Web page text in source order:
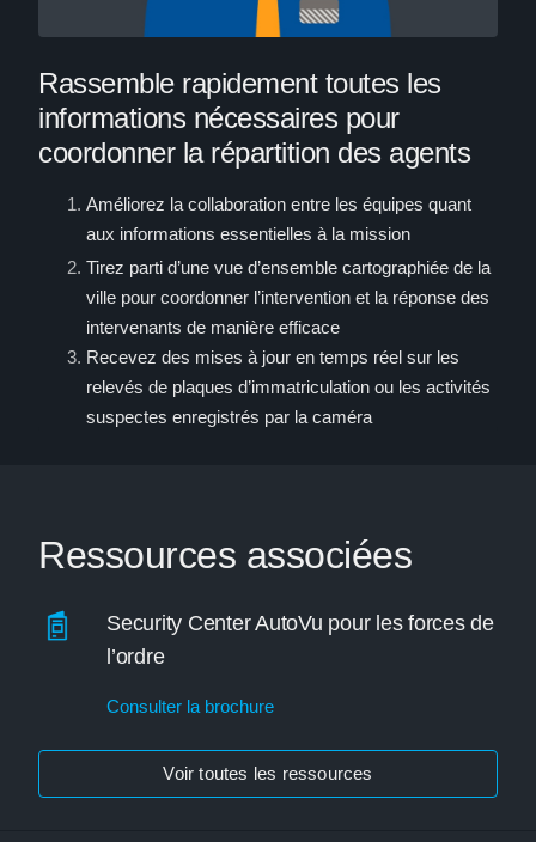
Rassemble rapidement toutes les
informations nécessaires pour
coordonner la répartition des agents
Améliorez la collaboration entre les équipes quant
aux informations essentielles à la mission
Tirez parti d’une vue d’ensemble cartographiée de la
ville pour coordonner l’intervention et la réponse des
intervenants de manière efficace
Recevez des mises à jour en temps réel sur les
relevés de plaques d’immatriculation ou les activités
suspectes enregistrés par la caméra
Ressources associées
Security Center AutoVu pour les forces de
l’ordre
Consulter la brochure
Voir toutes les ressources